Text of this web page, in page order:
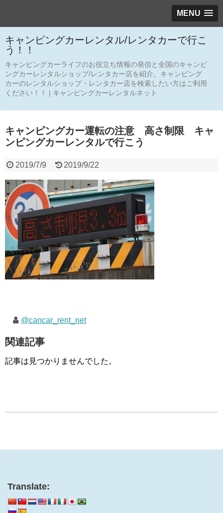
MENU
キャンピングカーレンタル/レンタカーで行こ
う！！
キャンピングカーライフのお役立ち情報の発信と全国のキャンピ
ングカーレンタルショップ/レンタカー店を紹介。キャンピング
カーのレンタルショップ・レンタカー店を検索したい方はご利用
ください！！ | キャンピングカーレンタルネット
キャンピングカー運転の注意 高さ制限 キャ
ンピングカーレンタルで行こう
2019/7/9 2019/9/22
@cancar_rent_net
関連記事
記事は見つかりませんでした。
Translate: